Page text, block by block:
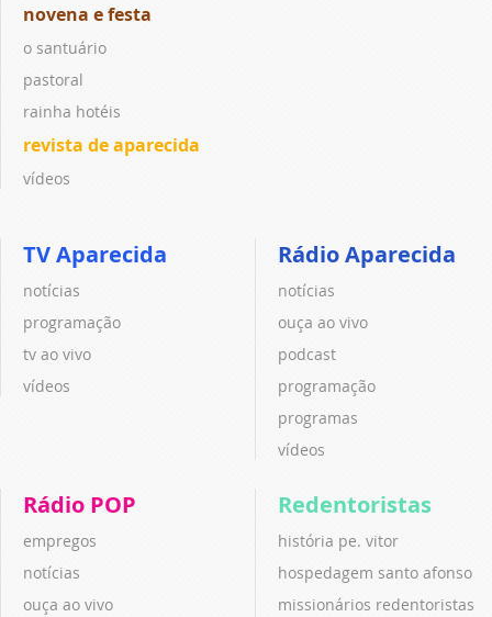
novena e festa
o santuário
pastoral
rainha hotéis
revista de aparecida
vídeos
TV Aparecida
notícias
programação
tv ao vivo
vídeos
Rádio Aparecida
notícias
ouça ao vivo
podcast
programação
programas
vídeos
Rádio POP
empregos
notícias
ouça ao vivo
Redentoristas
história pe. vitor
hospedagem santo afonso
missionários redentoristas